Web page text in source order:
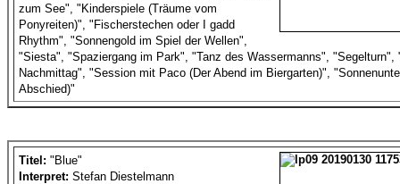
zum See", "Kinderspiele (Träume vom
Ponyreiten)", "Fischerstechen oder I gadd
Rhythm", "Sonnengold im Spiel der Wellen",
"Siesta", "Spaziergang im Park", "Tanz des Wassermanns", "Segelturn",
Nachmittag", "Session mit Paco (Der Abend im Biergarten)",
Abschied)"
Titel: "Blue"
Interpret: Stefan Diestelmann